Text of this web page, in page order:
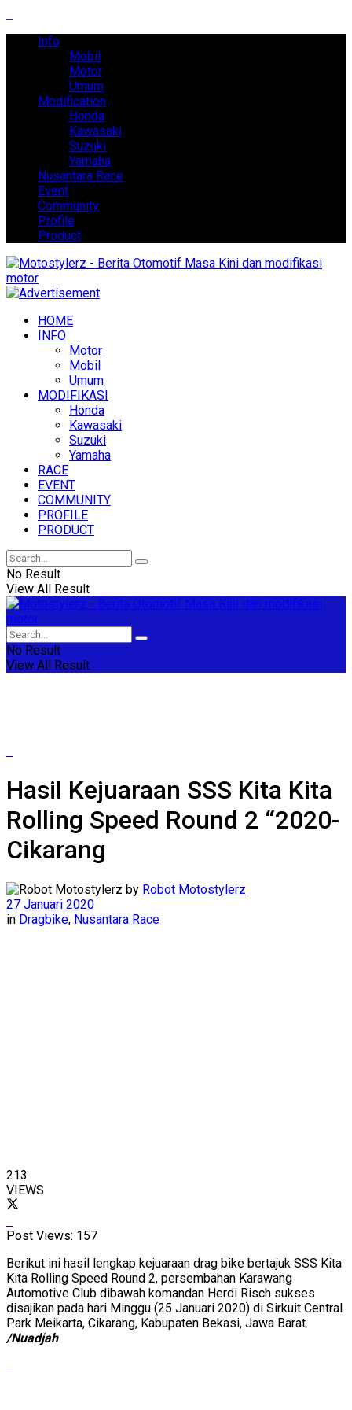
Info
Mobil
Motor
Umum
Modification
Honda
Kawasaki
Suzuki
Yamaha
Nusantara Race
Event
Community
Profile
Product
HOME
INFO
Motor
Mobil
Umum
MODIFIKASI
Honda
Kawasaki
Suzuki
Yamaha
RACE
EVENT
COMMUNITY
PROFILE
PRODUCT
No Result
View All Result
No Result
View All Result
Hasil Kejuaraan SSS Kita Kita
Rolling Speed Round 2 “2020-
Cikarang
by Robot Motostylerz
27 Januari 2020
in Dragbike, Nusantara Race
213
VIEWS
Post Views: 157
Berikut ini hasil lengkap kejuaraan drag bike bertajuk SSS Kita
Kita Rolling Speed Round 2, persembahan Karawang
Automotive Club dibawah komandan Herdi Risch sukses
disajikan pada hari Minggu (25 Januari 2020) di Sirkuit Central
Park Meikarta, Cikarang, Kabupaten Bekasi, Jawa Barat.
/Nuadjah